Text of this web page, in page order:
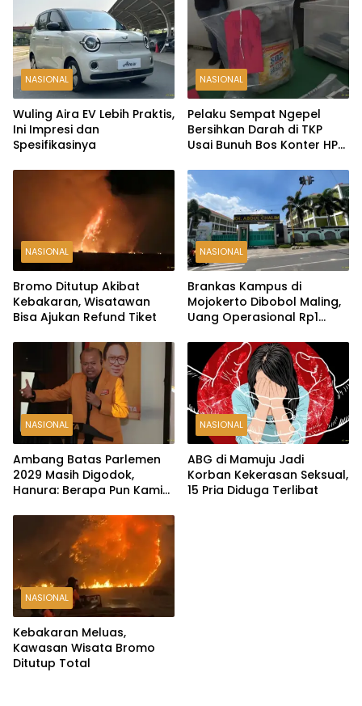
NASIONAL
Wuling Aira EV Lebih Praktis,
Ini Impresi dan
Spesifikasinya
NASIONAL
Pelaku Sempat Ngepel
Bersihkan Darah di TKP
Usai Bunuh Bos Konter HP
NASIONAL
Bromo Ditutup Akibat
Kebakaran, Wisatawan
Bisa Ajukan Refund Tiket
NASIONAL
Brankas Kampus di
Mojokerto Dibobol Maling,
Uang Operasional Rp1
NASIONAL
Ambang Batas Parlemen
2029 Masih Digodok,
Hanura: Berapa Pun Kami
NASIONAL
ABG di Mamuju Jadi
Korban Kekerasan Seksual,
15 Pria Diduga Terlibat
NASIONAL
Kebakaran Meluas,
Kawasan Wisata Bromo
Ditutup Total